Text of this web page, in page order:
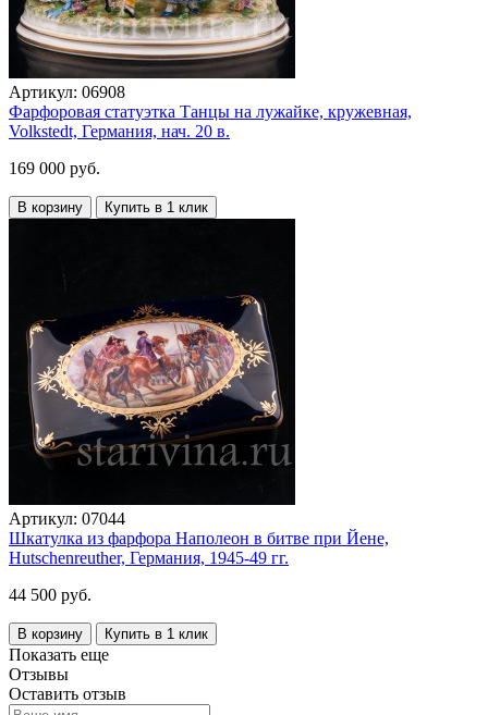
Артикул: 06908
Фарфоровая статуэтка Танцы на лужайке, кружевная,
Volkstedt, Германия, нач. 20 в.
169 000 руб.
В корзину Купить в 1 клик
Артикул: 07044
Шкатулка из фарфора Наполеон в битве при Йене,
Hutschenreuther, Германия, 1945-49 гг.
44 500 руб.
В корзину Купить в 1 клик
Показать еще
Отзывы
Оставить отзыв